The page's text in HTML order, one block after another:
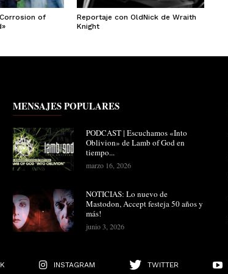
Corrosion of
Reportaje con OldNick de Wraith
Knight
MENSAJES POPULARES
PODCAST | Escuchamos «Into
Oblivion» de Lamb of God en
tiempo...
marzo 16, 2026
NOTICIAS: Lo nuevo de
Mastodon, Accept festeja 50 años y
más!
junio 3, 2026
INSTAGRAM TWITTER